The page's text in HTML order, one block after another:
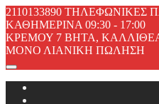
2110133890 ΤΗΛΕΦΩΝΙΚΕΣ
ΚΑΘΗΜΕΡΙΝΑ 09:30 - 17:00
ΚΡΕΜΟΥ 7 ΒΗΤΑ,
ΜΟΝΟ ΛΙΑΝΙΚΗ ΠΩΛΗΣΗ